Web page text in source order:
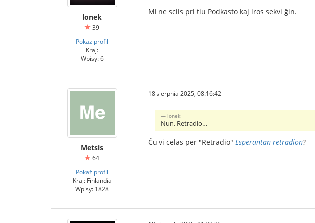
lonek
39
Pokaż profil
Kraj:
Wpisy: 6
Mi ne sciis pri tiu Podkasto kaj iros sekvi ĝin.
Metsis
64
Pokaż profil
Kraj: Finlandia
Wpisy: 1828
18 sierpnia 2025, 08:16:42
lonek:
Nun, Retradio…
Ĉu vi celas per "Retradio" Esperantan retradion?